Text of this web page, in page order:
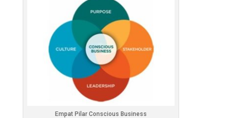
Empat Pilar Conscious Business